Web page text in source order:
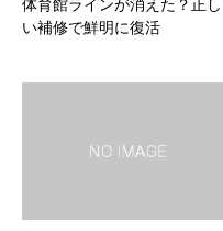
体育館ラインが消えた？正し
い補修で鮮明に復活